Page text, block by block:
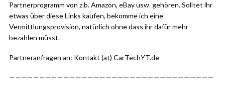
Partnerprogramm von z.b. Amazon, eBay usw. gehören. Solltet ihr
etwas über diese Links kaufen, bekomme ich eine
Vermittlungsprovision, natürlich ohne dass ihr dafür mehr
bezahlen müsst.
Partneranfragen an: Kontakt (at) CarTechYT.de
——————————————————————————————————